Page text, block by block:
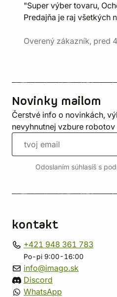
"Super výber tovaru,
Predajňa je raj všetkých
Overený zákazník, pred
Novinky mailom
Čerstvé info o novinkách,
nevyhnutnej vzbure robotov
Odoslaním súhlasíš s
kontakt
+421 948 361 783
Po-pi 9:00-16:00
info@imago.sk
Discord
WhatsApp